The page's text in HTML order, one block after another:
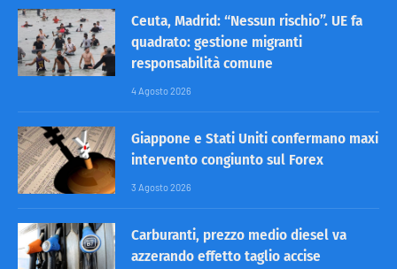
Ceuta, Madrid: “Nessun rischio”. UE fa
quadrato: gestione migranti
responsabilità comune
4 Agosto 2026
Giappone e Stati Uniti confermano maxi
intervento congiunto sul Forex
3 Agosto 2026
Carburanti, prezzo medio diesel va
azzerando effetto taglio accise